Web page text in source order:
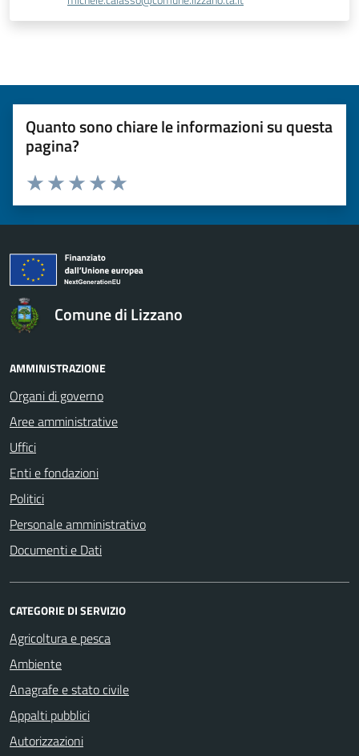
Quanto sono chiare le informazioni su questa
pagina?
Valuta da 1 a 5 stelle la pagina
Valuta 5 stelle su 5
Valuta 4 stelle su 5
Valuta 3 stelle su 5
Valuta 2 stelle su 5
Valuta 1 stelle su 5
Comune di Lizzano
AMMINISTRAZIONE
Organi di governo
Aree amministrative
Uffici
Enti e fondazioni
Politici
Personale amministrativo
Documenti e Dati
CATEGORIE DI SERVIZIO
Agricoltura e pesca
Ambiente
Anagrafe e stato civile
Appalti pubblici
Autorizzazioni